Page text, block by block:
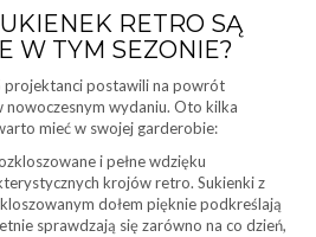
RETRO SĄ
W TYM SEZONIE?
postawili na powrót
nowoczesnym wydaniu. Oto kilka
mieć w swojej garderobie:
i pełne wdzięku
krojów retro. Sukienki z
dołem pięknie podkreślają
sprawdzają się zarówno na co dzień,